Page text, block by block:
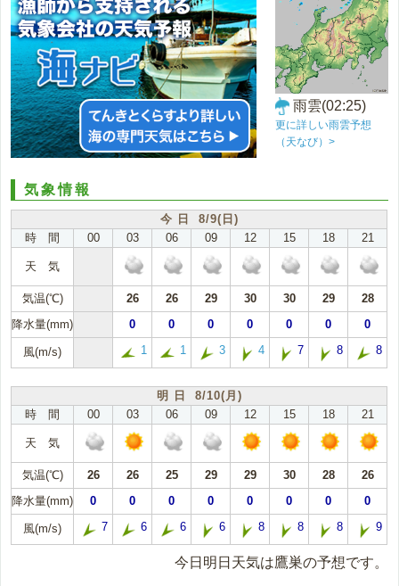
雨雲(02:25)
更に詳しい雨雲予想
（天なび）>
気象情報
今 日 8/9(日)
時 間
00 03 06 09 12 15 18 21
天 気
気温(℃) 26 26 29 30 30 29
28
降水量(mm)
0 0 0 0 0 0 0
風(m/s) 1 1 3 4 7 8 8
明 日 8/10(月)
時 間
00 03 06 09 12 15 18 21
天 気
気温(℃) 26 26 25 29 29 30 28
26
降水量(mm)
0 0 0 0 0 0 0 0
風(m/s) 7 6 6 6 8 8 8 9
今日明日天気は鷹巣の予想です。